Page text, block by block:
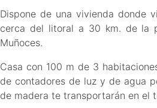
Dispone de una vivienda donde
cerca del litoral a 30 km. de la
Muñoces.
Casa con 100 m de 3
de contadores de luz y de agua
de madera te transportarán en el